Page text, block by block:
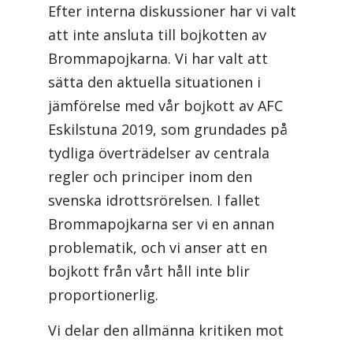
Efter interna diskussioner har vi valt
att inte ansluta till bojkotten av
Brommapojkarna. Vi har valt att
sätta den aktuella situationen i
jämförelse med vår bojkott av AFC
Eskilstuna 2019, som grundades på
tydliga överträdelser av centrala
regler och principer inom den
svenska idrottsrörelsen. I fallet
Brommapojkarna ser vi en annan
problematik, och vi anser att en
bojkott från vårt håll inte blir
proportionerlig.
Vi delar den allmänna kritiken mot